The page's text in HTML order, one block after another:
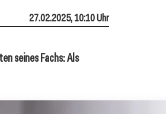
27.02.2025, 10:10 Uhr
seines Fachs: Als